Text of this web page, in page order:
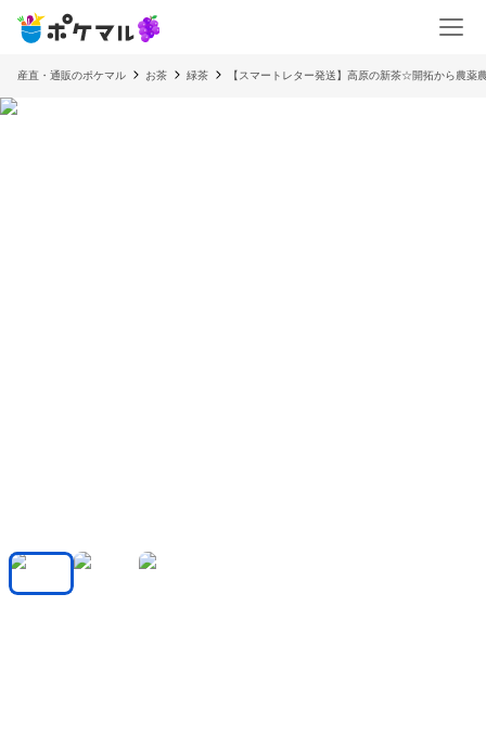
産直・通販のポケマル お茶 緑茶 【スマートレター発送】高原の新茶☆開拓から農薬